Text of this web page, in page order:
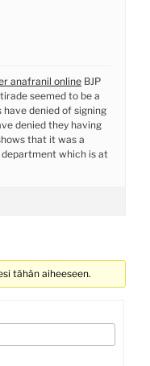
anafranil online BJP
seemed to be a
denied of signing
denied they having
that it was a
which is at
tähän aiheeseen.